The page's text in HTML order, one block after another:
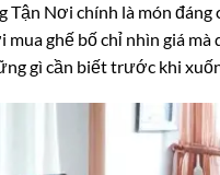
Tận Nơi chính là món
ghế bố chỉ nhìn giá
gì cần biết trước khi